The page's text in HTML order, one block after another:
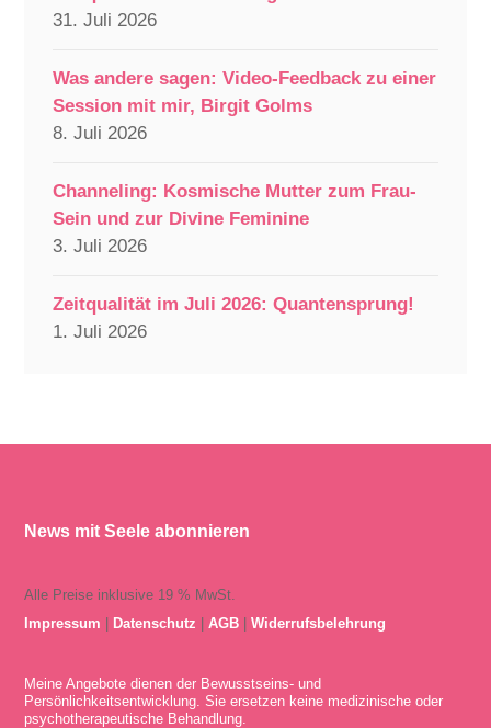
31. Juli 2026
Was andere sagen: Video-Feedback zu einer
Session mit mir, Birgit Golms
8. Juli 2026
Channeling: Kosmische Mutter zum Frau-
Sein und zur Divine Feminine
3. Juli 2026
Zeitqualität im Juli 2026: Quantensprung!
1. Juli 2026
News mit Seele abonnieren
Alle Preise inklusive 19 % MwSt.
Impressum
Datenschutz |AGB |Widerrufsbelehrung
Meine Angebote dienen der Bewusstseins- und
Persönlichkeitsentwicklung. Sie ersetzen keine medizinische oder
psychotherapeutische Behandlung.